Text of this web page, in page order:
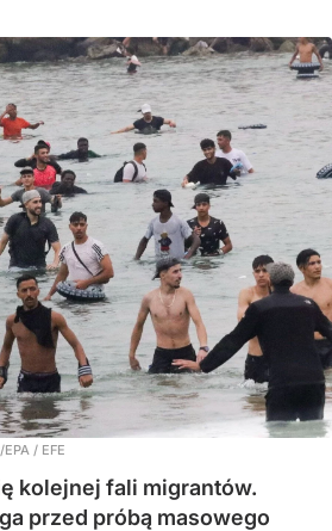
EPA / EFE
kolejnej fali migrantów.
przed próbą masowego